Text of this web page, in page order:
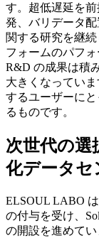
す。超低遅延を前
発、バリデータ
関する研究を継
フォームのパフ
R&D の成果は積
大きくなってい
するユーザーに
るものです。
次世代の選
化データセ
ELSOUL LABO は
の付与を受け、
の開設を進めて